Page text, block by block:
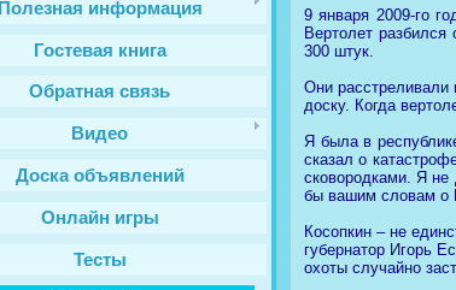
Полезная информация
Гостевая книга
Обратная связь
Видео
Доска объявлений
Онлайн игры
Тесты
9 января 2009-го
Вертолет разбился
300 штук.
Они расстреливали
доску. Когда
Я была в
сказал о
сковородками. Я не
бы вашим словам о
Косопкин – не
губернатор Игорь
охоты случайно